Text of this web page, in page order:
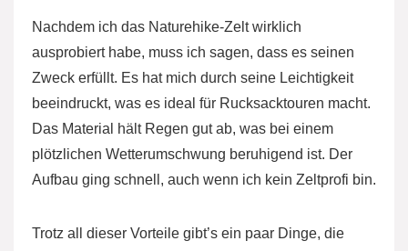
Nachdem ich das Naturehike-Zelt wirklich
ausprobiert habe, muss ich sagen, dass es seinen
Zweck erfüllt. Es hat mich durch seine Leichtigkeit
beeindruckt, was es ideal für Rucksacktouren macht.
Das Material hält Regen gut ab, was bei einem
plötzlichen Wetterumschwung beruhigend ist. Der
Aufbau ging schnell, auch wenn ich kein Zeltprofi bin.
Trotz all dieser Vorteile gibt’s ein paar Dinge, die